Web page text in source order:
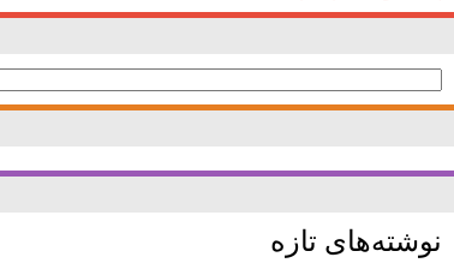
جستجو
برای:
نوشته‌های تازه